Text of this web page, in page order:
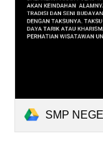
SMP NEGERI 6